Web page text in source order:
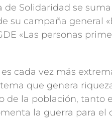
de Solidaridad se
su campaña general
«Las personas
cada vez más
que genera
de la población, tanto
la guerra para el